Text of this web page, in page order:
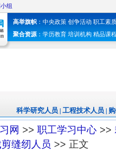
组
高举旗帜 ： 中央政策 创争活动 职工素
聚合资源： 学历教育 培训机构 精品课
科学研究人员 工程技术人员
网 >> 职工学习中心 >>
缝纫人员 >> 正文